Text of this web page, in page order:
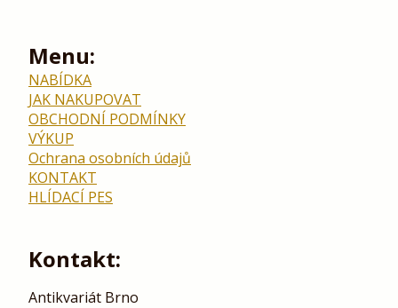
Menu:
NABÍDKA
JAK NAKUPOVAT
OBCHODNÍ PODMÍNKY
VÝKUP
Ochrana osobních údajů
KONTAKT
HLÍDACÍ PES
Kontakt:
Antikvariát Brno